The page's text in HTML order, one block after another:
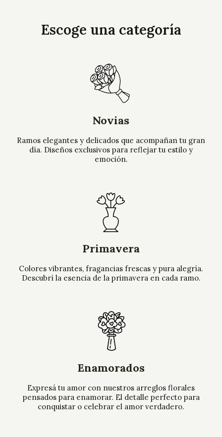
Escoge una categoría
Novias
Ramos elegantes y delicados que acompañan tu gran
día. Diseños exclusivos para reflejar tu estilo y
emoción.
Primavera
Colores vibrantes, fragancias frescas y pura alegría.
Descubrí la esencia de la primavera en cada ramo.
Enamorados
Expresá tu amor con nuestros arreglos florales
pensados para enamorar. El detalle perfecto para
conquistar o celebrar el amor verdadero.